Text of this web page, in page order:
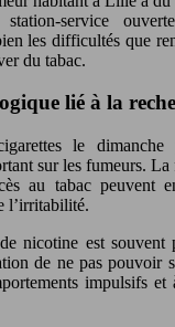
service
les difficultés que
du tabac.
lié à la
le
sur les fumeurs. La
au tabac peuvent
l’irritabilité.
nicotine est souvent
de ne pas pouvoir
impulsifs et